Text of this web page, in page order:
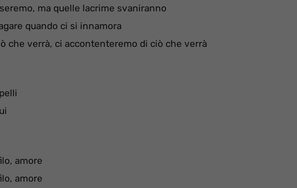
ma quelle lacrime svaniranno
quando ci si innamora
che verrà, ci accontenteremo di ciò che verrà
amore
amore